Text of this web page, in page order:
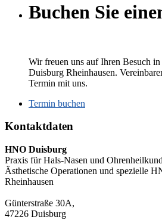
Buchen Sie
Wir freuen uns auf Ihren Besuch
Duisburg Rheinhausen.
Termin mit uns.
Termin buchen
Kontaktdaten
HNO Duisburg
Praxis für Hals-Nasen und
Ästhetische Operationen und spezielle
Rheinhausen
Günterstraße 30A,
47226 Duisburg